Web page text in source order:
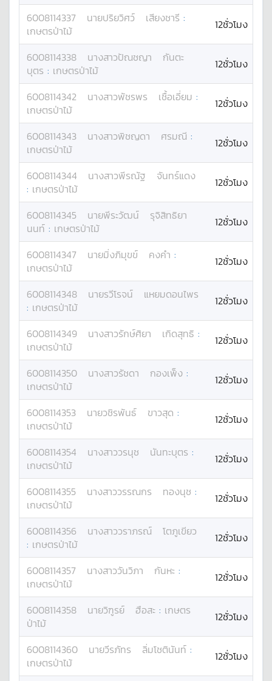
6008114337 นายปริยวิศว์ เสียงชารี :
เกษตรป่าไม้
12ชั่วโมง
6008114338 นางสาวปัณชญา
กันตะ
บุตร : เกษตรป่าไม้ 12ชั่วโมง
6008114342 นางสาวพัชรพร เชื้อเอี่ยม :
เกษตรป่าไม้
12ชั่วโมง
6008114343 นางสาวพิชญดา ศรมณี :
เกษตรป่าไม้
12ชั่วโมง
6008114344 นางสาวพีรณัฐ
จันทร์แดง
: เกษตรป่าไม้ 12ชั่วโมง
6008114345 นายพีระวัฒน์
รุจิสิทธิยา
นนท์ : เกษตรป่าไม้ 12ชั่วโมง
6008114347 นายมิ่งภิมุขข์ คงคำ :
เกษตรป่าไม้
12ชั่วโมง
6008114348 นายรวีโรจน์
แหยมดอนไพร
: เกษตรป่าไม้ 12ชั่วโมง
6008114349 นางสาวรักษ์ศิยา เกิดสุทธิ :
เกษตรป่าไม้
12ชั่วโมง
6008114350 นางสาวรัชดา กองเพ็ง :
เกษตรป่าไม้
12ชั่วโมง
6008114353 นายวชิรพันธ์ ขาวสุด :
เกษตรป่าไม้
12ชั่วโมง
6008114354 นางสาววรนุช นันทะบุตร :
เกษตรป่าไม้
12ชั่วโมง
6008114355 นางสาววรรณกร ทองนุช :
เกษตรป่าไม้
12ชั่วโมง
6008114356 นางสาววราภรณ์
โตภูเขียว
: เกษตรป่าไม้ 12ชั่วโมง
6008114357 นางสาววันวิภา กันหะ :
เกษตรป่าไม้
12ชั่วโมง
6008114358 นายวิฑูรย์ ฮือสะ : เกษตร
ป่าไม้
12ชั่วโมง
6008114360 นายวีรภัทร ลิ่มโชตินันท์ :
เกษตรป่าไม้
12ชั่วโมง